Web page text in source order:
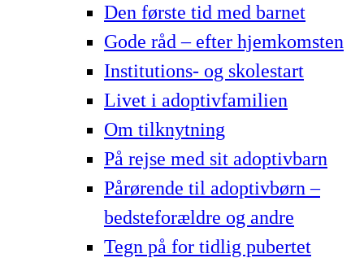
Den første tid med barnet
Gode råd – efter hjemkomsten
Institutions- og skolestart
Livet i adoptivfamilien
Om tilknytning
På rejse med sit adoptivbarn
Pårørende til adoptivbørn –
bedsteforældre og andre
Tegn på for tidlig pubertet